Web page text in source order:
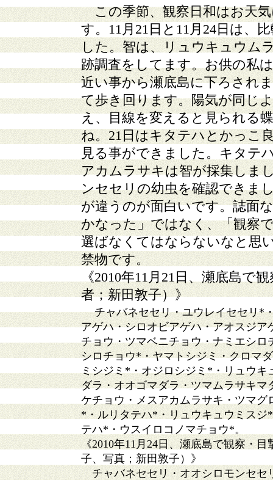
この季節、観察日和はお天気
す。11月21日と11月24日は、
した。智は、リュウキュウム
跡調査をしてます。お供の私
近い事から瀬底島に下ろされ
て歩き回ります。陽気が同じ
え、目線を変えると見られる
ね。21日はキタテハとかっこ
見る事ができました。キタテ
アカムラサキは智が採集しま
ンセセリの幼虫を確認できま
が違うのが面白いです。誌面
かなった」ではなく、「観察
選ばなくてはならないなと思
禁物です。
《2010年11月21日、瀬底島で
者；新田敦子）》
チャバネセセリ・ユウレイセセリ*
アゲハ・シロオビアゲハ・アオスジア
チョウ・ツマベニチョウ・ナミエシロ
シロチョウ*・ヤマトシジミ・クロマ
ミシジミ*・オジロシジミ*・リュウキ
ダラ・オオゴマダラ・ツマムラサキマ
ケチョウ・メスアカムラサキ・ツマ
*・ルリタテハ*・リュウキュウミス
テハ*・ウスイロコノマチョウ*。
《2010年11月24日、瀬底島で観察・
子、写真；新田敦子）》
チャバネセセリ・オオシロモンセセ